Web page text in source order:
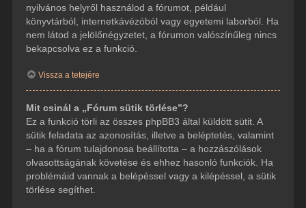
nyilvános helyről használod a fórumot, például
könyvtárból, internetkávézóból vagy egyetemi laborból. Ha
nem látod a jelölőnégyzetet, a fórumon valószínűleg nincs
bekapcsolva ez a funkció.
Vissza a tetejére
Mit csinál a „Fórum sütik törlése”?
Ez a funkció törli az összes phpBB3 által küldött sütit. A
sütik feladata az azonosítás, illetve a beléptetés, valamint
– ha a fórum tulajdonosa beállította – a hozzászólások
olvasottságának követése és ehhez hasonló funkciók. Ha
problémáid vannak a belépéssel vagy a kilépéssel, a sütik
törlése segíthet.